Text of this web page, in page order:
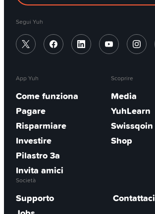
Segui Yuh
App Yuh
Come funziona
Pagare
Risparmiare
Investire
Pilastro 3a
Invita amici
Scoprire
Media
YuhLearn
Swissqoin
Shop
Società
Supporto
Contattaci